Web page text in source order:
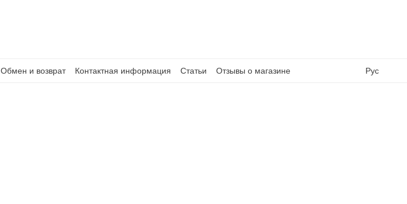
Обмен и возврат Контактная информация Статьи Отзывы о магазине Рус